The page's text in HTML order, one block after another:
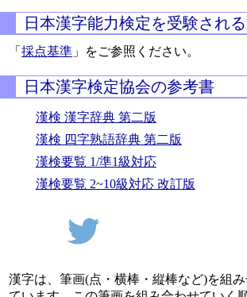
日本漢字能力検定を受験され
「採点基準 」をご参照ください。
日本漢字検定協会の参考書
漢検 漢字辞典 第二版
漢検 四字熟語辞典 第二版
漢検要覧 1/準1級対応
漢検要覧 2~10級対応 改訂版
漢字は、筆画(点・横棒・縦棒など)を組